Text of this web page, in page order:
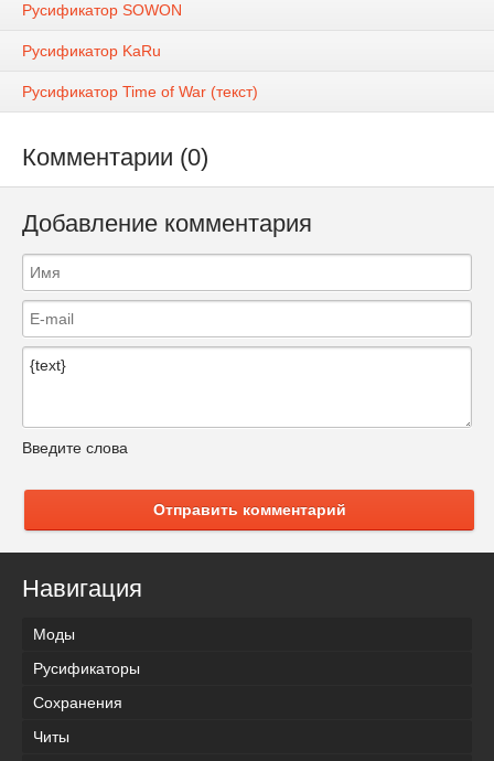
Русификатор SOWON
Русификатор KaRu
Русификатор Time of War (текст)
Комментарии (0)
Добавление комментария
Введите слова
Отправить комментарий
Навигация
Моды
Русификаторы
Сохранения
Читы